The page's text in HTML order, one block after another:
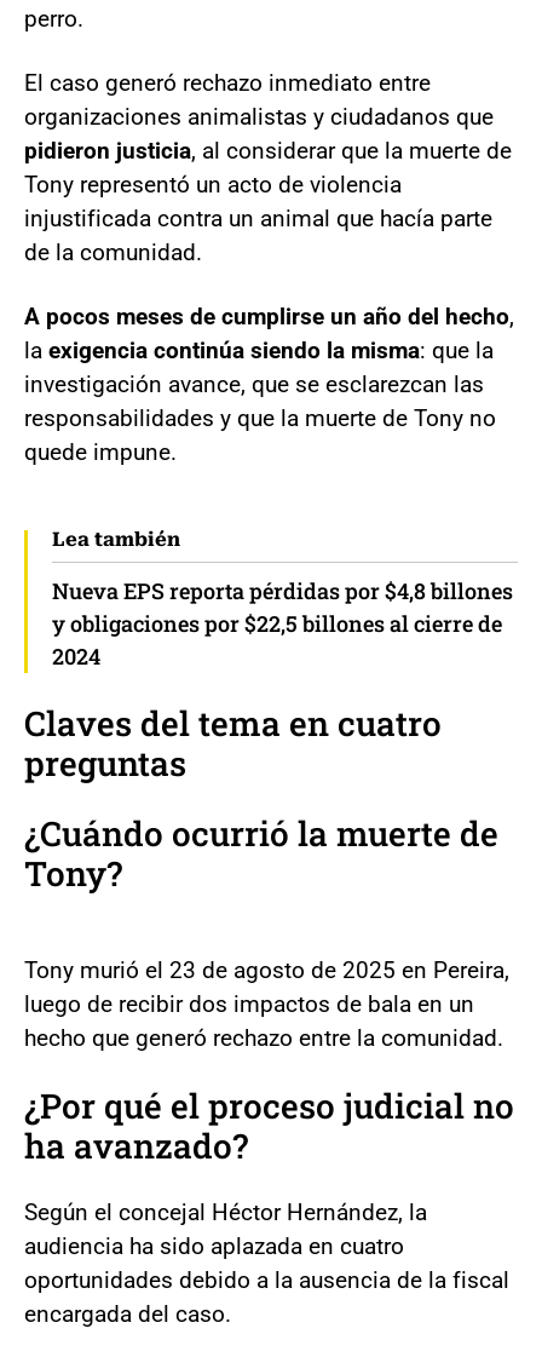
perro.
El caso generó rechazo inmediato entre
organizaciones animalistas y ciudadanos que
pidieron justicia, al considerar que la muerte de
Tony representó un acto de violencia
injustificada contra un animal que hacía parte
de la comunidad.
A pocos meses de cumplirse un año del hecho,
la exigencia continúa siendo la misma: que la
investigación avance, que se esclarezcan las
responsabilidades y que la muerte de Tony no
quede impune.
Lea también
Nueva EPS reporta pérdidas por $4,8 billones
y obligaciones por $22,5 billones al cierre de
2024
Claves del tema en cuatro
preguntas
¿Cuándo ocurrió la muerte de
Tony?
Tony murió el 23 de agosto de 2025 en Pereira,
luego de recibir dos impactos de bala en un
hecho que generó rechazo entre la comunidad.
¿Por qué el proceso judicial no
ha avanzado?
Según el concejal Héctor Hernández, la
audiencia ha sido aplazada en cuatro
oportunidades debido a la ausencia de la fiscal
encargada del caso.